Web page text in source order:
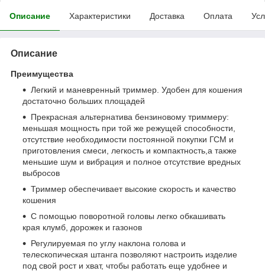
Описание Характеристики Доставка Оплата
Описание
Преимущества
Легкий и маневренный триммер. Удобен для кошения
достаточно больших площадей
Прекрасная альтернатива бензиновому триммеру:
меньшая мощность при той же режущей способности,
отсутствие необходимости постоянной покупки ГСМ и
приготовления смеси, легкость и компактность,а также
меньшие шум и вибрация и полное отсутствие вредных
выбросов
Триммер обеспечивает высокие скорость и качество
кошения
С помощью поворотной головы легко обкашивать
края клумб, дорожек и газонов
Регулируемая по углу наклона голова и
телескопическая штанга позволяют настроить изделие
под свой рост и хват, чтобы работать еще удобнее и